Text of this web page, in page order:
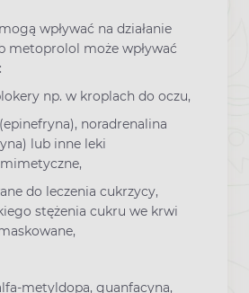
wpływać na działanie
metoprolol może wpływać
np. w kroplach do oczu,
noradrenalina
lub inne leki
do leczenia cukrzycy,
stężenia cukru we krwi
metyldopa, guanfacyna,